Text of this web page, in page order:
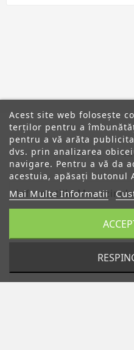
Informatiile
Acest site web folosește
terților pentru a
pentru a vă arăta
dvs. prin analizarea
navigare. Pentru a vă da
acestuia, apăsați butonul
Mai Multe Informatii